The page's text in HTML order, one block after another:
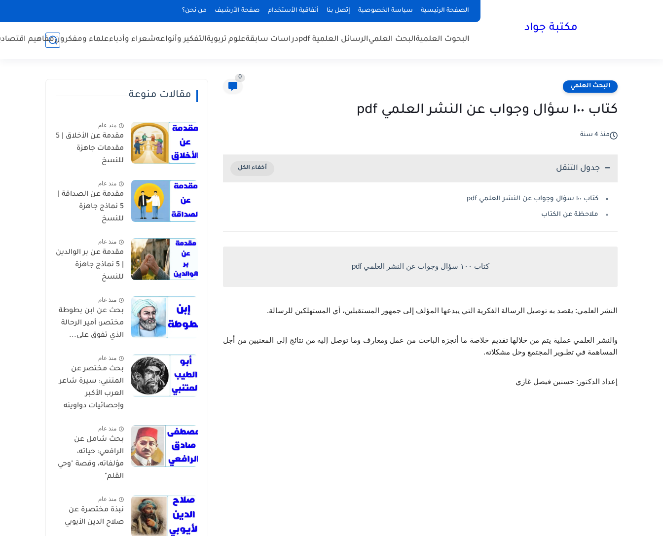
الصفحة الرئيسية سياسة الخصوصية إتصل بنا أتفاقية الأستخدام صفحة الأرشيف من نحن؟
مكتبة جواد
البحوث العلميةالبحث العلميالرسائل العلمية pdf دراسات سابقةعلوم تربويةالتفكير وأنواعهشعراء وأدباءعلماء ومفكرونمفاهيم
البحث العلمي
0
كتاب ١٠٠ سؤال وجواب عن النشر العلمي pdf
منذ 4 سنة
جدول التنقل
كتاب ١٠٠ سؤال وجواب عن النشر العلمي pdf
ملاحظة عن الكتاب
كتاب ١٠٠ سؤال وجواب عن النشر العلمي pdf
النشر العلمي: يقصد به توصيل الرسالة الفكرية التي يبدعها المؤلف إلى جمهور المستقبلين، أي المستهلكين للرسالة.
المساهمة في تطـوير المجتمع وحل مشكلاته.
إعداد الدكتور: حسنين فيصل غازي
مقالات منوعة
منذ عام
مقدمة عن الأخلاق | 5
مقدمات جاهزة
للنسخ
منذ عام
مقدمة عن الصداقة |
5 نماذج جاهزة
للنسخ
منذ عام
مقدمة عن بر الوالدين
| 5 نماذج جاهزة
للنسخ
منذ عام
بحث عن ابن بطوطة
مختصر: أمير الرحالة
الذي تفوق على...
منذ عام
بحث مختصر عن
المتنبي: سيرة شاعر
العرب الأكبر
وإحصائيات دواوينه
منذ عام
بحث شامل عن
الرافعي: حياته،
مؤلفاته، وقصة "وحي
القلم"
منذ عام
نبذة مختصرة عن
صلاح الدين الأيوبي